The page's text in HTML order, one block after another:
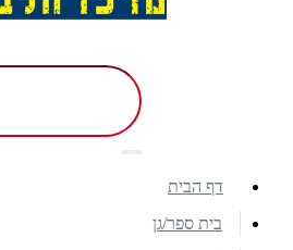
דף הבית
בית ספר/גן